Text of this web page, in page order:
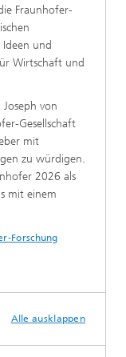
Fraunhofer-
und
Wirtschaft und
von
Gesellschaft
mit
zu würdigen.
2026 als
mit einem
Forschung
Alle ausklappen